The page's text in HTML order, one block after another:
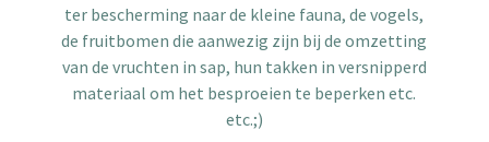
ter bescherming naar de kleine fauna, de vogels,
de fruitbomen die aanwezig zijn bij de omzetting
van de vruchten in sap, hun takken in versnipperd
materiaal om het besproeien te beperken etc.
etc.;)